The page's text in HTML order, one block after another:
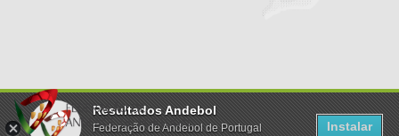
Resultados Andebol
Federação de Andebol de Portugal
Instalar